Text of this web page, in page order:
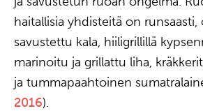
haitallisia yhdisteitä on runsaasti,
savustettu kala, hiiligrillillä
marinoitu ja grillattu liha,
ja tummapaahtoinen
2016).